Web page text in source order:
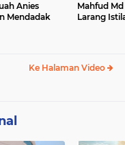
Anies
Mendadak
Mahfud
Larang
Ke Halaman Video